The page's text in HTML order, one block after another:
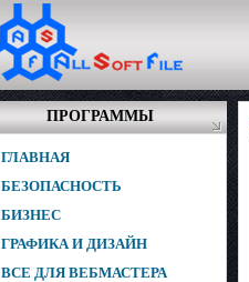
ПРОГРАММЫ
ГЛАВНАЯ
БЕЗОПАСНОСТЬ
БИЗНЕС
ГРАФИКА И ДИЗАЙН
ВСЕ ДЛЯ ВЕБМАСТЕРА